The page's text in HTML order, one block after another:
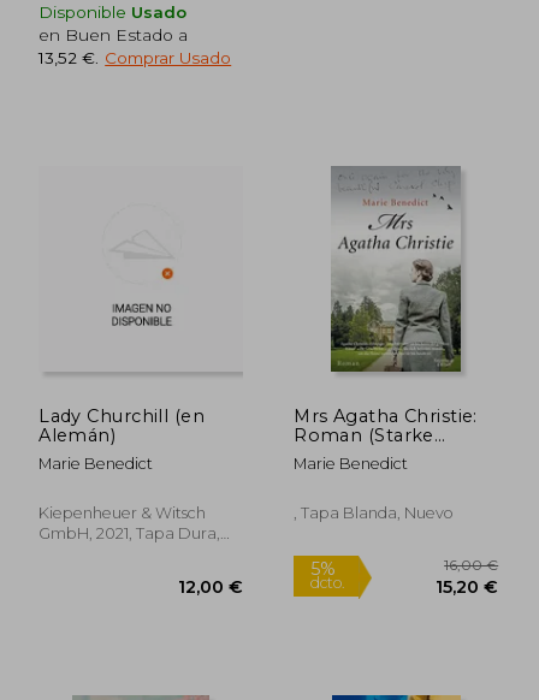
5%
dcto. 20,19 €
Disponible Usado
en Buen Estado a
13,52 € Comprar Usado
Lady Churchill (en
Alemán)
Marie Benedict
Kiepenheuer & Witsch
GmbH, 2021, Tapa Dura,
Mrs Agatha Christie:
Roman (Starke
Frauen im Schatten
der Weltgeschichte,
Marie Benedict
, Tapa Blanda, Nuevo